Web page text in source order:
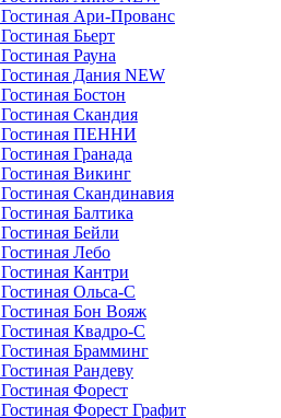
Гостиная Ари-Прованс
Гостиная Бьерт
Гостиная Рауна
Гостиная Дания NEW
Гостиная Бостон
Гостиная Скандия
Гостиная ПЕННИ
Гостиная Гранада
Гостиная Викинг
Гостиная Скандинавия
Гостиная Балтика
Гостиная Бейли
Гостиная Лебо
Гостиная Кантри
Гостиная Ольса-С
Гостиная Бон Вояж
Гостиная Квадро-С
Гостиная Брамминг
Гостиная Рандеву
Гостиная Форест
Гостиная Форест Графит